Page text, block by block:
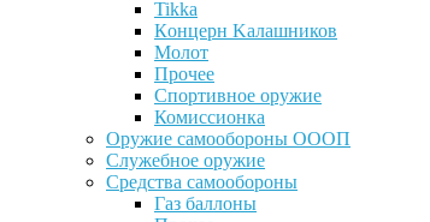
Tikka
Кoнцеpн Kалашников
Молот
Прочее
Спортивное оружие
Комиссионка
Оружие самообороны ОООП
Служебное оружие
Средства самообороны
Газ баллоны